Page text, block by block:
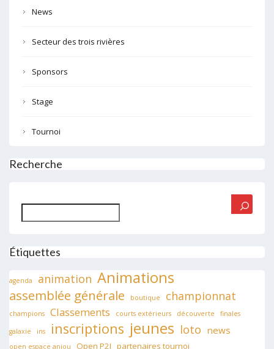
News
Secteur des trois rivières
Sponsors
Stage
Tournoi
Recherche
Étiquettes
agenda animation Animations
assemblée générale boutique championnat
champions Classements courts extérieurs découverte finales
galaxie ins inscriptions jeunes loto news
open espace anjou Open P2I partenaires tournoi